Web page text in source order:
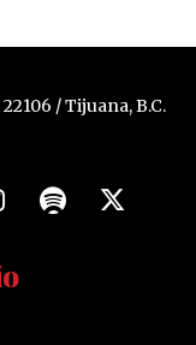
/ Tijuana, B.C.